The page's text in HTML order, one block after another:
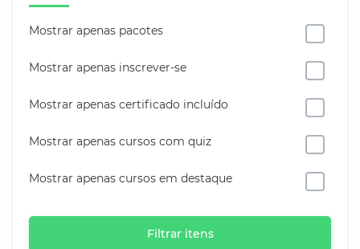
Mostrar apenas pacotes
Mostrar apenas inscrever-se
Mostrar apenas certificado incluído
Mostrar apenas cursos com quiz
Mostrar apenas cursos em destaque
Filtrar itens